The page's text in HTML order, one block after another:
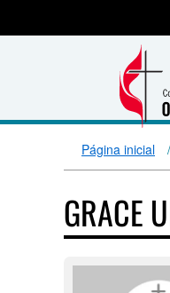
Página inicial
GRACE